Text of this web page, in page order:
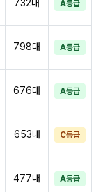
732대 A등급
798대 A등급
676대 A등급
653대 C등급
477대 A등급